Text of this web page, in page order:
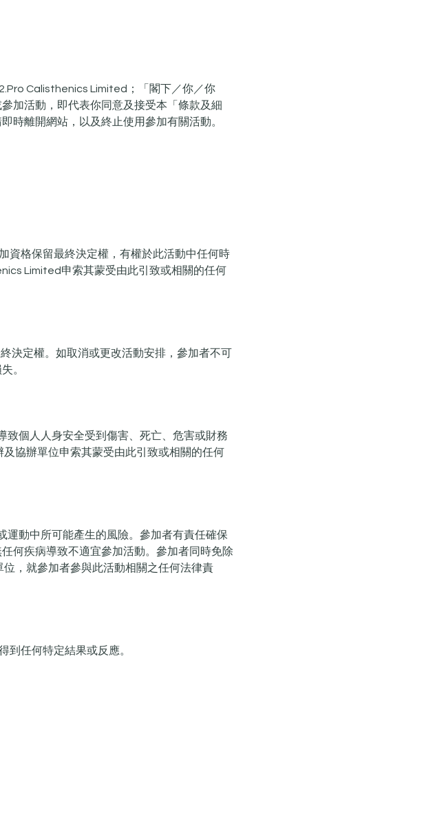
Calisthenics Limited；「閣下／你／你
加活動，即代表你同意及接受本「條款及細
時離開網站，以及終止使用參加有關活動。
資格保留最終決定權，有權於此活動中任何時
Limited申索其蒙受由此引致或相關的任何
決定權。如取消或更改活動安排，參加者不可
。
致個人人身安全受到傷害、死亡、危害或財務
及協辦單位申索其蒙受由此引致或相關的任何
運動中所可能產生的風險。參加者有責任確保
何疾病導致不適宜參加活動。參加者同時免除
，就參加者參與此活動相關之任何法律責
到任何特定結果或反應。